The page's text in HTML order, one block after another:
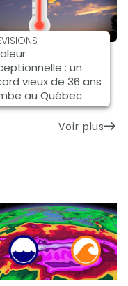
: un
vieux de 36 ans
au Québec
Voir plus